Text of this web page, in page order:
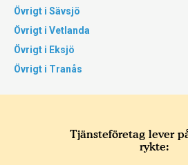
Övrigt i Sävsjö
Övrigt i Vetlanda
Övrigt i Eksjö
Övrigt i Tranås
Tjänsteföretag lever
rykte: